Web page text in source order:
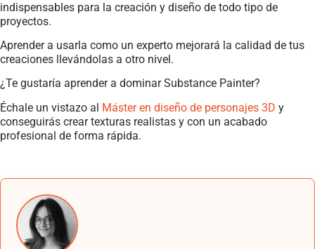
indispensables para la creación y diseño de todo tipo de
proyectos.
Aprender a usarla como un experto mejorará la calidad de tus
creaciones llevándolas a otro nivel.
¿Te gustaría aprender a dominar Substance Painter?
Échale un vistazo al Máster en diseño de personajes 3D y
conseguirás crear texturas realistas y con un acabado
profesional de forma rápida.